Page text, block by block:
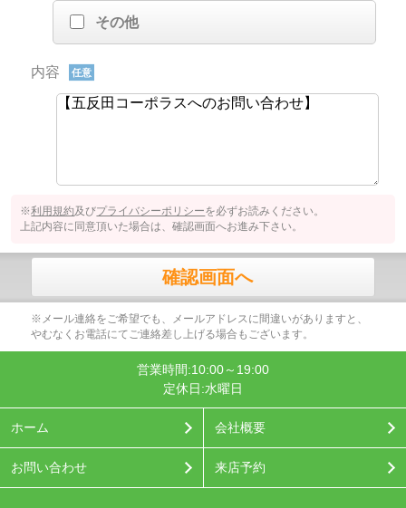
その他
内容 任意
※利用規約及びプライバシーポリシーを必ずお読みください。
上記内容に同意頂いた場合は、確認画面へお進み下さい。
確認画面へ
※メール連絡をご希望でも、メールアドレスに間違いがありますと、
やむなくお電話にてご連絡差し上げる場合もございます。
営業時間:10:00～19:00
定休日:水曜日
ホーム 会社概要
お問い合わせ 来店予約